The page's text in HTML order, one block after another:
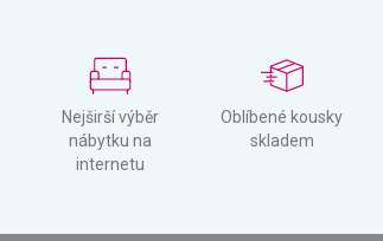
Nejširší výběr
nábytku na
internetu
Oblíbené kousky
skladem